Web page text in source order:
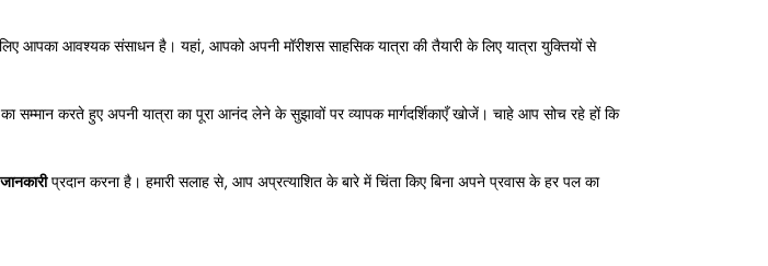
आपका आवश्यक संसाधन है। यहां, आपको अपनी मॉरीशस साहसिक यात्रा की तैयारी के लिए यात्रा युक्तियों से
सम्मान करते हुए अपनी यात्रा का पूरा आनंद लेने के सुझावों पर व्यापक मार्गदर्शिकाएँ खोजें। चाहे आप सोच रहे हों कि
प्रदान करना है। हमारी सलाह से, आप अप्रत्याशित के बारे में चिंता किए बिना अपने प्रवास के हर पल का